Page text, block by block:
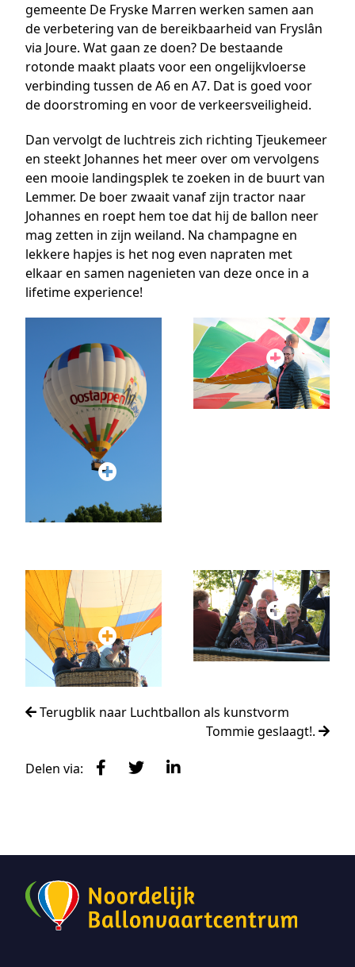
gemeente De Fryske Marren werken samen aan
de verbetering van de bereikbaarheid van Fryslân
via Joure. Wat gaan ze doen? De bestaande
rotonde maakt plaats voor een ongelijkvloerse
verbinding tussen de A6 en A7. Dat is goed voor
de doorstroming en voor de verkeersveiligheid.
Dan vervolgt de luchtreis zich richting Tjeukemeer
en steekt Johannes het meer over om vervolgens
een mooie landingsplek te zoeken in de buurt van
Lemmer. De boer zwaait vanaf zijn tractor naar
Johannes en roept hem toe dat hij de ballon neer
mag zetten in zijn weiland. Na champagne en
lekkere hapjes is het nog even napraten met
elkaar en samen nagenieten van deze once in a
lifetime experience!
Terugblik naar Luchtballon als kunstvorm
Tommie geslaagt!.
Delen via: